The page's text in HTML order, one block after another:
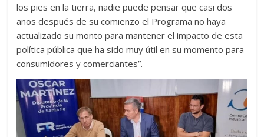
los pies en la tierra, nadie puede pensar que casi dos
años después de su comienzo el Programa no haya
actualizado su monto para mantener el impacto de esta
política pública que ha sido muy útil en su momento para
consumidores y comerciantes”.